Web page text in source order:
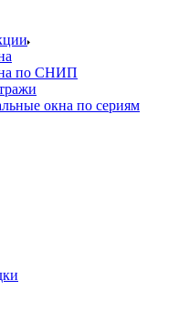
по СНИП
окна по сериям